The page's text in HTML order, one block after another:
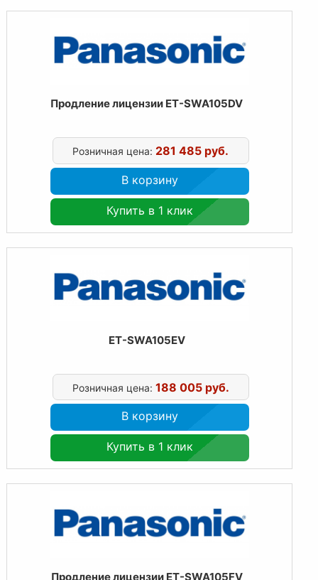
Продление лицензии ET-SWA105DV
Розничная цена: 281 485 руб.
В корзину
Купить в 1 клик
ET-SWA105EV
Розничная цена: 188 005 руб.
В корзину
Купить в 1 клик
Продление лицензии ET-SWA105FV